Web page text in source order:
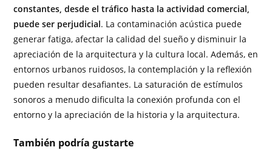
constantes, desde el tráfico hasta la actividad comercial,
puede ser perjudicial. La contaminación acústica puede
generar fatiga, afectar la calidad del sueño y disminuir la
apreciación de la arquitectura y la cultura local. Además, en
entornos urbanos ruidosos, la contemplación y la reflexión
pueden resultar desafiantes. La saturación de estímulos
sonoros a menudo dificulta la conexión profunda con el
entorno y la apreciación de la historia y la arquitectura.
También podría gustarte